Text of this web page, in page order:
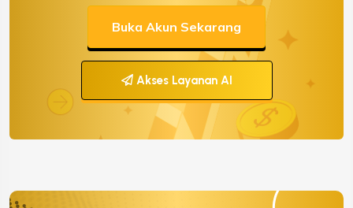
Buka Akun Sekarang
Akses Layanan AI